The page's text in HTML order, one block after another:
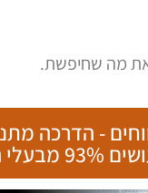
מה שחיפשת.
- הדרכה
העסקים